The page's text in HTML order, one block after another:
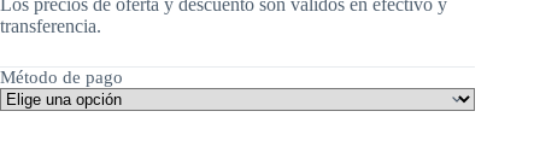
transferencia.
Método de pago